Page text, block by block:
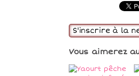
S'inscrire à la
Vous aimerez